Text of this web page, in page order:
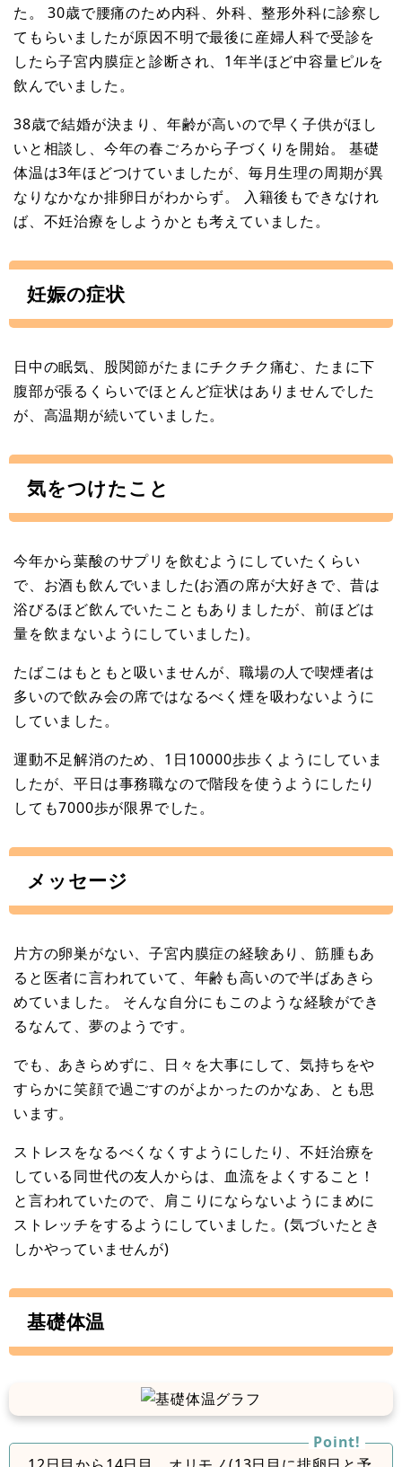
た。 30歳で腰痛のため内科、外科、整形外科に診察し
てもらいましたが原因不明で最後に産婦人科で受診を
したら子宮内膜症と診断され、1年半ほど中容量ピルを
飲んでいました。
38歳で結婚が決まり、年齢が高いので早く子供がほし
いと相談し、今年の春ごろから子づくりを開始。 基礎
体温は3年ほどつけていましたが、毎月生理の周期が異
なりなかなか排卵日がわからず。 入籍後もできなけれ
ば、不妊治療をしようかとも考えていました。
妊娠の症状
日中の眠気、股関節がたまにチクチク痛む、たまに下
腹部が張るくらいでほとんど症状はありませんでした
が、高温期が続いていました。
気をつけたこと
今年から葉酸のサプリを飲むようにしていたくらい
で、お酒も飲んでいました(お酒の席が大好きで、昔は
浴びるほど飲んでいたこともありましたが、前ほどは
量を飲まないようにしていました)。
たばこはもともと吸いませんが、職場の人で喫煙者は
多いので飲み会の席ではなるべく煙を吸わないように
していました。
運動不足解消のため、1日10000歩歩くようにしていま
したが、平日は事務職なので階段を使うようにしたり
しても7000歩が限界でした。
メッセージ
片方の卵巣がない、子宮内膜症の経験あり、筋腫もあ
ると医者に言われていて、年齢も高いので半ばあきら
めていました。 そんな自分にもこのような経験ができ
るなんて、夢のようです。
でも、あきらめずに、日々を大事にして、気持ちをや
すらかに笑顔で過ごすのがよかったのかなあ、とも思
います。
ストレスをなるべくなくすようにしたり、不妊治療を
している同世代の友人からは、血流をよくすること！
と言われていたので、肩こりにならないようにまめに
ストレッチをするようにしていました。(気づいたとき
しかやっていませんが)
基礎体温